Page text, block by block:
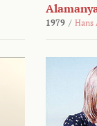
1979 / Hans